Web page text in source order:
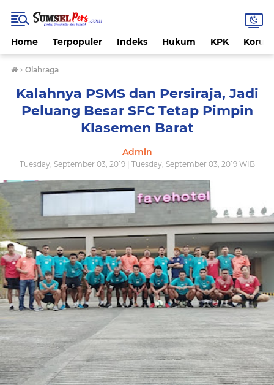
Home Terpopuler Indeks Hukum KPK
› Olahraga
Kalahnya PSMS dan Persiraja, Jadi
Peluang Besar SFC Tetap Pimpin
Klasemen Barat
Admin
Tuesday, September 03, 2019 | Tuesday, September 03, 2019 WIB